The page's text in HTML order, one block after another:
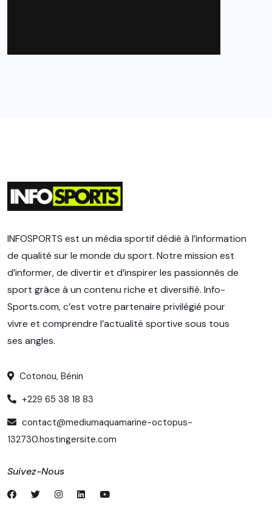
INFOSPORTS est un média sportif dédié à l’information
de qualité sur le monde du sport. Notre mission est
d’informer, de divertir et d’inspirer les passionnés de
sport grâce à un contenu riche et diversifié. Info-
Sports.com, c’est votre partenaire privilégié pour
vivre et comprendre l’actualité sportive sous tous
ses angles.
Cotonou, Bénin
+229 65 38 18 83
contact@mediumaquamarine-octopus-
132730.hostingersite.com
Suivez-Nous